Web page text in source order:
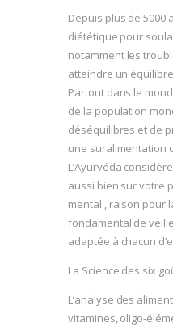
Depuis plus de 5000
diététique pour
notamment les
atteindre un
Partout dans le
de la population
déséquilibres et de
une suralimentation
L’Ayurvéda
aussi bien sur votre
mental , raison pour
fondamental de
adaptée à chacun
La Science des six
L’analyse des
vitamines, oligo-